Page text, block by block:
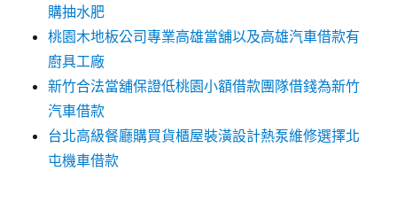
購抽水肥
桃園木地板公司專業高雄當舖以及高雄汽車借款有
廚具工廠
新竹合法當舖保證低桃園小額借款團隊借錢為新竹
汽車借款
台北高級餐廳購買貨櫃屋裝潢設計熱泵維修選擇北
屯機車借款